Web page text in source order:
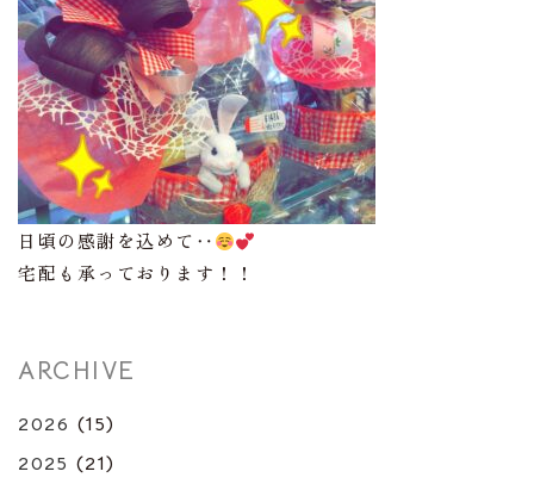
日頃の感謝を込めて‥
宅配も承っております！！
ARCHIVE
2026 (15)
2025 (21)